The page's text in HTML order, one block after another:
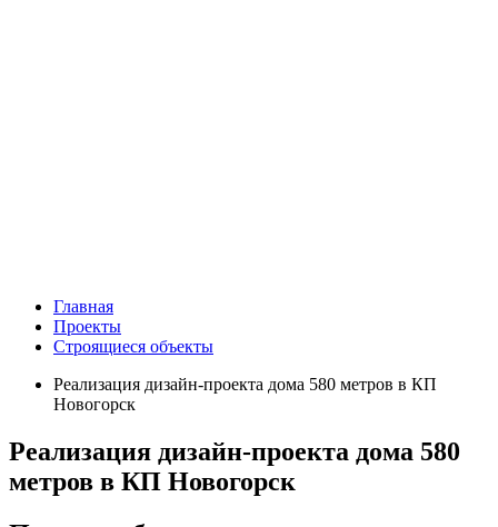
Главная
Проекты
Строящиеся объекты
Реализация дизайн-проекта дома 580 метров в КП
Новогорск
Реализация дизайн-проекта дома 580
метров в КП Новогорск